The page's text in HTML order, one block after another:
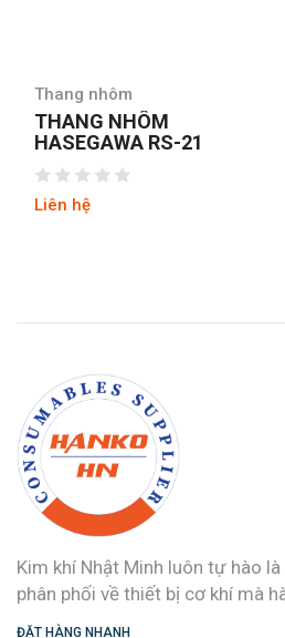
Thang nhôm
THANG NHÔM
JOONGANG HÀN QUỐC
JALS-53
Liên hệ
Kim khí Nhật Minh luôn tự hào
phân phối về thiết bị cơ khí mà
ĐẶT HÀNG NHANH